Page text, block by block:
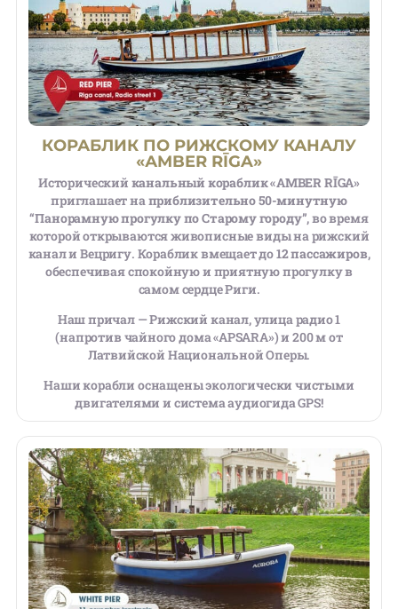
КОРАБЛИК ПО РИЖСКОМУ КАНАЛУ
«АMBER RĪGA»
Исторический канальный кораблик «AMBER RĪGA»
приглашает наприблизительно 50-минутную
“Панорамную прогулку по Старому городу”, во время
которой открываются живописные виды на рижский
канал и Вецригу. Кораблик вмещает до12 пассажиров,
обеспечивая спокойную и приятную прогулку в
самом сердце Риги.
Наш причал — Рижский канал, улица радио 1
(напротив чайного дома «APSARA») и 200 м от
Латвийской Национальной Оперы.
Наши корабли оснащены экологически чистыми
двигателями и система аудиогида GPS!